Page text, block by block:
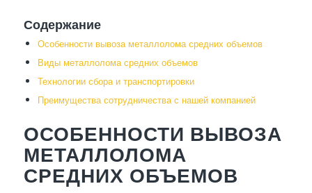
Содержание
Особенности вывоза металлолома средних объемов
Виды металлолома средних объемов
Технологии сбора и транспортировки
Преимущества сотрудничества с нашей компанией
ОСОБЕННОСТИ ВЫВОЗА
МЕТАЛЛОЛОМА
СРЕДНИХ ОБЪЕМОВ